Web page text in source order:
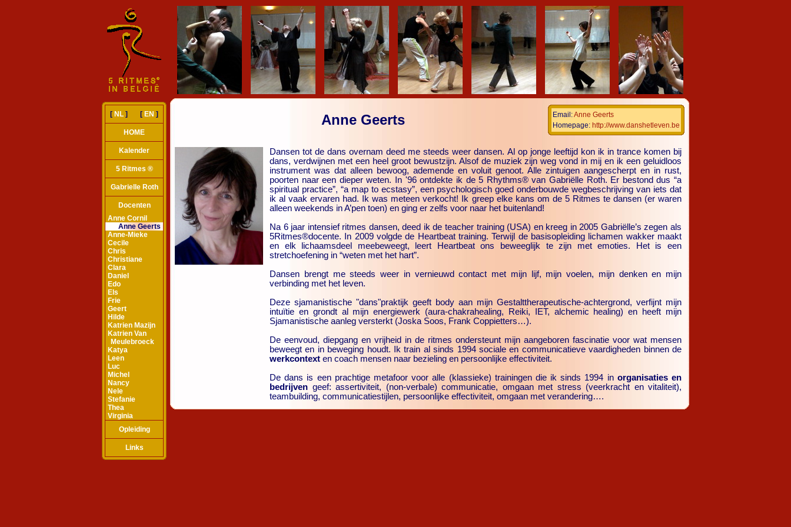
[ NL ] [ EN ]
HOME
Kalender
5 Ritmes ®
Gabrielle Roth
Docenten
Anne Cornil
Anne Geerts
Anne-Mieke
Cecile
Chris
Christiane
Clara
Daniel
Edo
Els
Frie
Geert
Hilde
Katrien Mazijn
Katrien Van
Meulebroeck
Katya
Leen
Luc
Michel
Nancy
Nele
Stefanie
Thea
Virginia
Opleiding
Links
Email:Anne Geerts
Homepage: http://www.danshetleven.be
Anne Geerts